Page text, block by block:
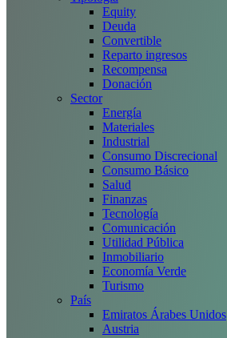
Equity
Deuda
Convertible
Reparto ingresos
Recompensa
Donación
Sector
Energía
Materiales
Industrial
Consumo Discrecional
Consumo Básico
Salud
Finanzas
Tecnología
Comunicación
Utilidad Pública
Inmobiliario
Economía Verde
Turismo
País
Emiratos Árabes Unidos
Austria